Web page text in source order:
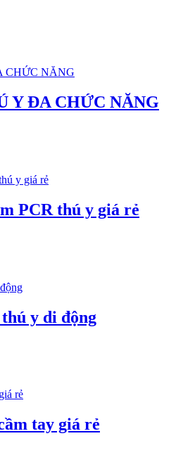
Y ĐA CHỨC NĂNG
PCR thú y giá rẻ
y di động
tay giá rẻ